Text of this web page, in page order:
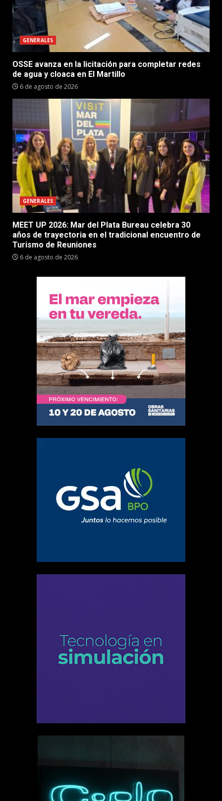
GENERALES
OSSE avanza en la licitación para completar redes
de agua y cloaca en El Martillo
6 de agosto de 2026
GENERALES
MEET UP 2026: Mar del Plata Bureau celebra 30
años de trayectoria en el tradicional encuentro de
Turismo de Reuniones
6 de agosto de 2026